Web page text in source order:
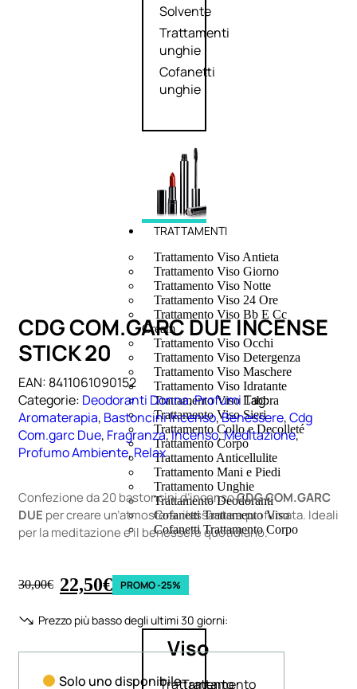
Solvente
Trattamenti
unghie
Cofanetti
unghie
TRATTAMENTI
Trattamento Viso Antieta
Trattamento Viso Giorno
Trattamento Viso Notte
Trattamento Viso 24 Ore
Trattamento Viso Bb E Cc
Cream
Trattamento Viso Occhi
Trattamento Viso Detergenza
Trattamento Viso Maschere
Trattamento Viso Idratante
Trattamento Viso Labbra
Trattamento Viso Sieri
Trattamento Collo e Decolleté
Trattamento Corpo
Trattamento Anticellulite
Trattamento Mani e Piedi
Trattamento Unghie
Trattamento Deodoranti
Cofanetti Trattamento Viso
Cofanetti Trattamento Corpo
Viso
Trattamento
Trattamento
CDG COM.GARC DUE INCENSE
STICK 20
EAN: 8411061090152
Categorie: Deodoranti Donna,ProfumiTag:
Aromaterapia, Bastoncini Incenso,Benessere,Cdg
Com.garc Due, Fragranza,Incenso,Meditazione,
Profumo Ambiente,Relax
Confezione da 20 bastoncini d’incensoCDG COM.GARC
DUE per creare un’atmosfera rilassante e profumata. Ideali
per la meditazione e il benessere quotidiano.
30,00€ 22,50€ PROMO -25%
Prezzo più basso degli ultimi 30 giorni:
Solo uno disponibile